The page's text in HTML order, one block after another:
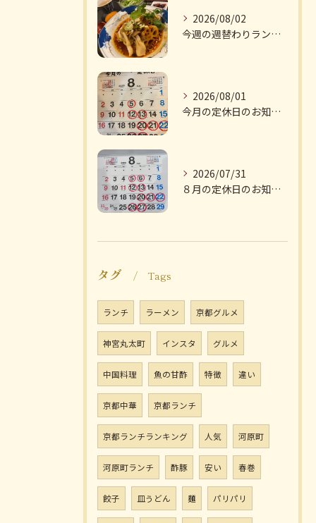
2026/08/02
今週の週替わりランチのご紹介です
2026/08/01
今月の定休日のお知らせです
2026/07/31
８月の定休日のお知らせです
タグ Tags
ランチ ラーメン 京都グルメ
神宮丸太町 インスタ グルメ
中国料理 魚の甘酢 特徴 違い
京都中華 京都ランチ
京都ランチランキング 人気 河原町
河原町ランチ 酢豚 安い 春巻
餃子 皿うどん 麺 パリパリ